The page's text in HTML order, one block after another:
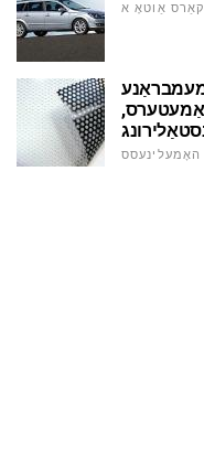
קאַרס אַוטאָ א
מעמבראַנע
האָמעלינעסס